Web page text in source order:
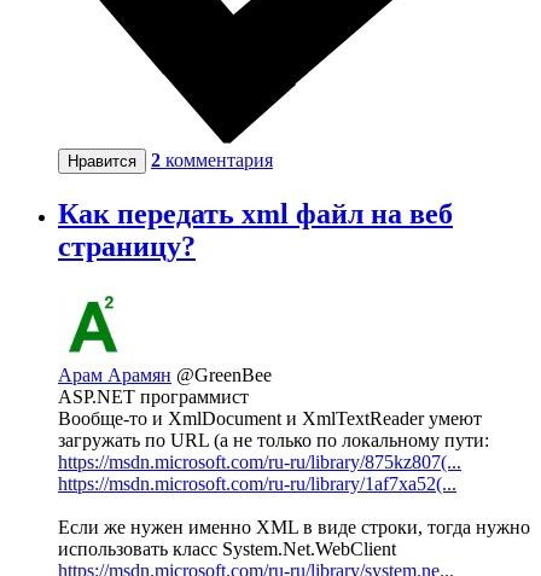
Нравится 2 комментария
Как передать xml файл на веб
страницу?
Арам Арамян @GreenBee
ASP.NET программист
Вообще-то и XmlDocument и XmlTextReader умеют
загружать по URL (а не только по локальному пути:
https://msdn.microsoft.com/ru-ru/library/875kz807(...
https://msdn.microsoft.com/ru-ru/library/1af7xa52(...
Если же нужен именно XML в виде строки, тогда нужно
использовать класс System.Net.WebClient
https://msdn.microsoft.com/ru-ru/library/system.ne...